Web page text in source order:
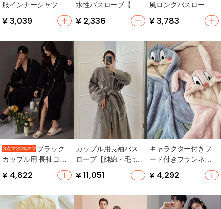
服インナーシャツ
【純綿・浴衣用・多
色展開】
¥ 3,039
水性バスローブ【メ
地・速乾性・夏用】
¥ 2,336
風ロングバスローブ
【武士スタイル・浴
衣・民宿向け】
¥ 3,783
ブラック
カップル用 長袖コッ
用・セクシー・和
（セットアップ対
¥ 4,822
カップル用長袖バス
ローブ【純綿・毛 tow
群】（セットアップ
¥ 11,051
キャラクター付きフ
ード付きフランネル
【厚手・冬用・女性
¥ 4,292